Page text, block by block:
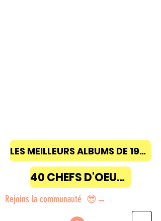
LES MEILLEURS ALBUMS DE 1968 à 2018
40 CHEFS D'OEUVRE
Rejoins la communauté 😎→